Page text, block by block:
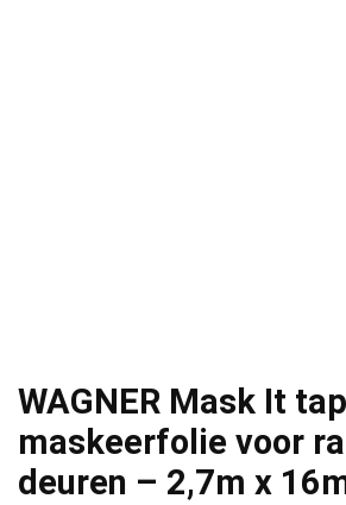
WAGNER Mask It
maskeerfolie voor
deuren – 2,7m x